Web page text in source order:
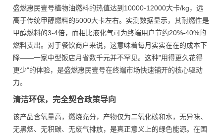
盛燃惠民壹号植物油燃料的热值达到10000-12000大卡/kg，远
高于传统甲醇燃料的5000大卡左右。实测数据显示，其耐燃性是
甲醇燃料的3-4倍，而相比液化气可为终端用户节约20%-40%的
燃料支出。对于餐饮商户来说，这意味着每月实实在在的成本下
降——一家中型饭店月省数千元并不罕见。这种"用得更久花得
更少"的体验，是盛燃惠民壹号在终端市场快速铺开的核心驱动
力。
清洁环保，完全契合政策导向
该产品含氧量高，燃烧充分，产物仅为二氧化碳和水，无异味、
无黑烟、无积碳、无废气排放，是真正意义上的绿色能源。在国